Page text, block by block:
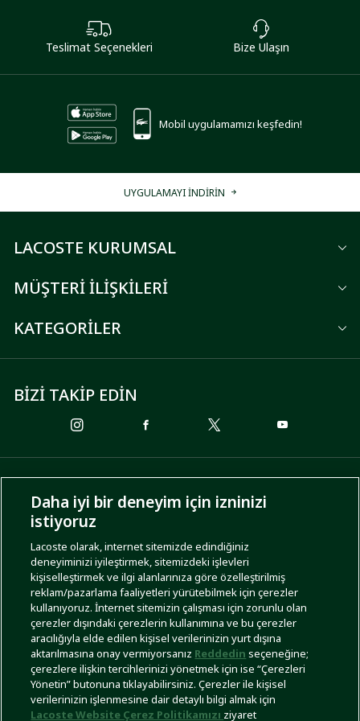
Teslimat Seçenekleri Bize Ulaşın
Mobil uygulamamızı keşfedin!
UYGULAMAYI İNDİRİN
LACOSTE KURUMSAL
MÜŞTERİ İLİŞKİLERİ
KATEGORİLER
BİZİ TAKİP EDİN
ÖDEME SEÇENEKLERİ
KARGO SEÇENEKLERİ
İşlem RehberiSite HaritasıKullanım ŞartlarıGizlilik Politikası
Daha iyi bir deneyim için izninizi
istiyoruz
Lacoste olarak, internet sitemizde edindiğiniz
deneyiminizi iyileştirmek, sitemizdeki işlevleri
kişiselleştirmek ve ilgi alanlarınıza göre özelleştirilmiş
reklam/pazarlama faaliyetleri yürütebilmek için çerezler
kullanıyoruz. İnternet sitemizin çalışması için zorunlu olan
çerezler dışındaki çerezlerin kullanımına ve bu çerezler
aracılığıyla elde edilen kişisel verilerinizin yurt dışına
aktarılmasına onay vermiyorsanız Reddedin seçeneğine;
çerezlere ilişkin tercihlerinizi yönetmek için ise “Çerezleri
Yönetin” butonuna tıklayabilirsiniz. Çerezler ile kişisel
verilerinizin işlenmesine dair detaylı bilgi almak için
Lacoste Website Çerez Politikamızı ziyaret